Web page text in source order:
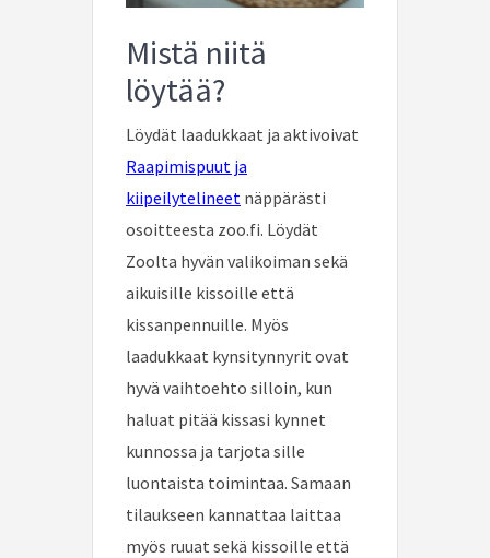
Mistä niitä
löytää?
Löydät laadukkaat ja aktivoivat
Raapimispuut ja
kiipeilytelineet näppärästi
osoitteesta zoo.fi. Löydät
Zoolta hyvän valikoiman sekä
aikuisille kissoille että
kissanpennuille. Myös
laadukkaat kynsitynnyrit ovat
hyvä vaihtoehto silloin, kun
haluat pitää kissasi kynnet
kunnossa ja tarjota sille
luontaista toimintaa. Samaan
tilaukseen kannattaa laittaa
myös ruuat sekä kissoille että